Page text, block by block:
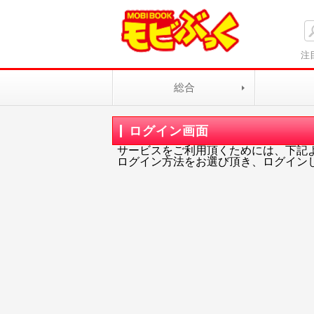
注
総合
ログイン画面
サービスをご利用頂くためには、下記
ログイン方法をお選び頂き、ログイン